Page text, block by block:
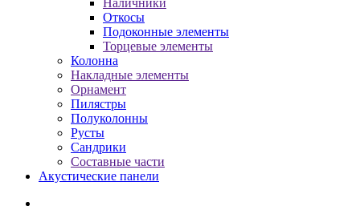
Наличники
Откосы
Подоконные элементы
Торцевые элементы
Колонна
Накладные элементы
Орнамент
Пилястры
Полуколонны
Русты
Сандрики
Составные части
Акустические панели